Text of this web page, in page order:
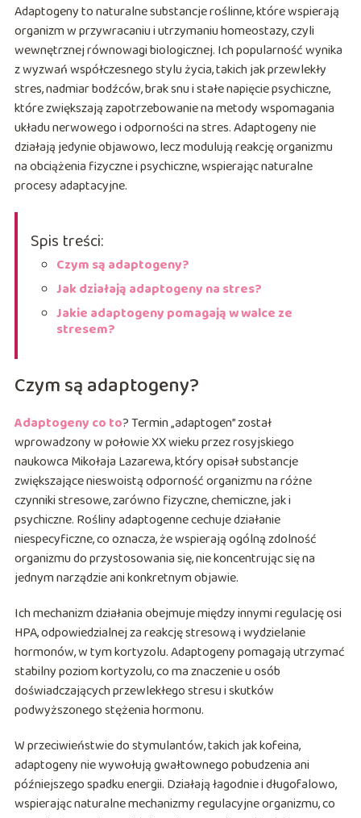
Adaptogeny to naturalne substancje roślinne, które wspierają
organizm w przywracaniu i utrzymaniu homeostazy, czyli
wewnętrznej równowagi biologicznej. Ich popularność wynika
z wyzwań współczesnego stylu życia, takich jak przewlekły
stres, nadmiar bodźców, brak snu i stałe napięcie psychiczne,
które zwiększają zapotrzebowanie na metody wspomagania
układu nerwowego i odporności na stres. Adaptogeny nie
działają jedynie objawowo, lecz modulują reakcję organizmu
na obciążenia fizyczne i psychiczne, wspierając naturalne
procesy adaptacyjne.
Spis treści:
Czym są adaptogeny?
Jak działają adaptogeny na stres?
Jakie adaptogeny pomagają w walce ze
stresem?
Czym są adaptogeny?
Adaptogeny co to? Termin „adaptogen” został
wprowadzony w połowie XX wieku przez rosyjskiego
naukowca Mikołaja Lazarewa, który opisał substancje
zwiększające nieswoistą odporność organizmu na różne
czynniki stresowe, zarówno fizyczne, chemiczne, jak i
psychiczne. Rośliny adaptogenne cechuje działanie
niespecyficzne, co oznacza, że wspierają ogólną zdolność
organizmu do przystosowania się, nie koncentrując się na
jednym narządzie ani konkretnym objawie.
Ich mechanizm działania obejmuje między innymi regulację osi
HPA, odpowiedzialnej za reakcję stresową i wydzielanie
hormonów, w tym kortyzolu. Adaptogeny pomagają utrzymać
stabilny poziom kortyzolu, co ma znaczenie u osób
doświadczających przewlekłego stresu i skutków
podwyższonego stężenia hormonu.
W przeciwieństwie do stymulantów, takich jak kofeina,
adaptogeny nie wywołują gwałtownego pobudzenia ani
późniejszego spadku energii. Działają łagodnie i długofalowo,
wspierając naturalne mechanizmy regulacyjne organizmu, co